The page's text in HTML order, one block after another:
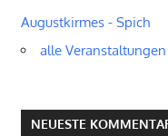
Augustkirmes - Spich
alle Veranstaltungen
NEUESTE